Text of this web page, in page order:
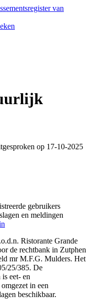
van
op 17-10-2025
gebruikers
en meldingen
Ristorante Grande
de rechtbank in Zutphen
mr M.F.G. Mulders. Het
25/385. De
eet- en
in een
beschikbaar.